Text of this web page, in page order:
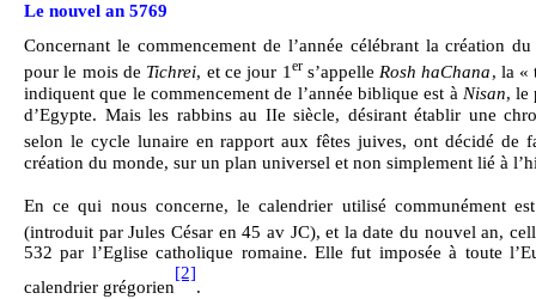
Le nouvel an 5769
Concernant le commencement de l’année célébrant la création
pour le mois de Tichrei, et ce jour 1 ers’appelle Rosh haChana, la «
indiquent que le commencement de l’année biblique est à Nisan, le
d’Egypte. Mais les rabbins au IIe siècle, désirant établir une
selon le cycle lunaire en rapport aux fêtes juives, ont décidé de
création du monde, sur un plan universel et non simplement lié à
En ce qui nous concerne, le calendrier utilisé communément
(introduit par Jules César en 45 av JC), et la date du nouvel an,
532 par l’Eglise catholique romaine. Elle fut imposée à toute
calendrier grégorien
[2]
.